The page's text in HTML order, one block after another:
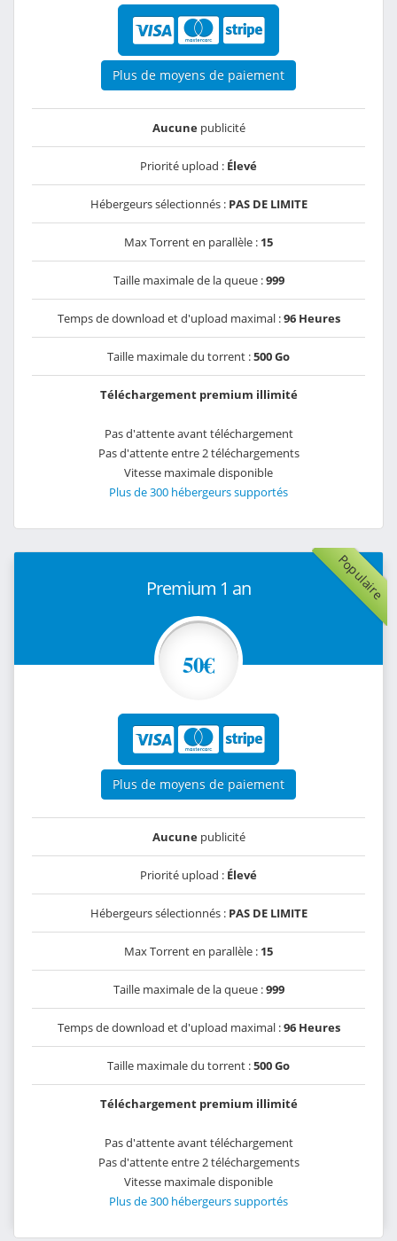
Plus de moyens de paiement
Aucunepublicité
Priorité upload : Élevé
Hébergeurs sélectionnés : PAS DE LIMITE
Max Torrent en parallèle : 15
Taille maximale de la queue :999
Temps de download et d'upload maximal :96 Heures
Taille maximale du torrent :500 Go
Téléchargement premium illimité
Pas d'attente avant téléchargement
Pas d'attente entre 2 téléchargements
Vitesse maximale disponible
Plus de 300 hébergeurs supportés
Populaire
Premium 1 an
50€
Plus de moyens de paiement
Aucunepublicité
Priorité upload : Élevé
Hébergeurs sélectionnés : PAS DE LIMITE
Max Torrent en parallèle : 15
Taille maximale de la queue :999
Temps de download et d'upload maximal :96 Heures
Taille maximale du torrent :500 Go
Téléchargement premium illimité
Pas d'attente avant téléchargement
Pas d'attente entre 2 téléchargements
Vitesse maximale disponible
Plus de 300 hébergeurs supportés